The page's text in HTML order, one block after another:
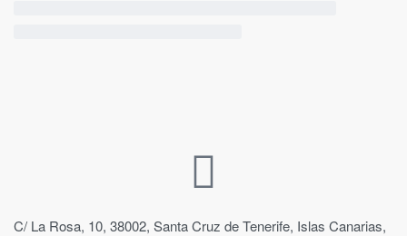
C/ La Rosa, 10, 38002, Santa Cruz de Tenerife, Islas Canarias,